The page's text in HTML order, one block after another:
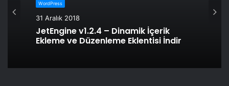
WordPress
31 Aralık 2018
JetEngine v1.2.4 – Dinamik İçerik
Ekleme ve Düzenleme Eklentisi İndir